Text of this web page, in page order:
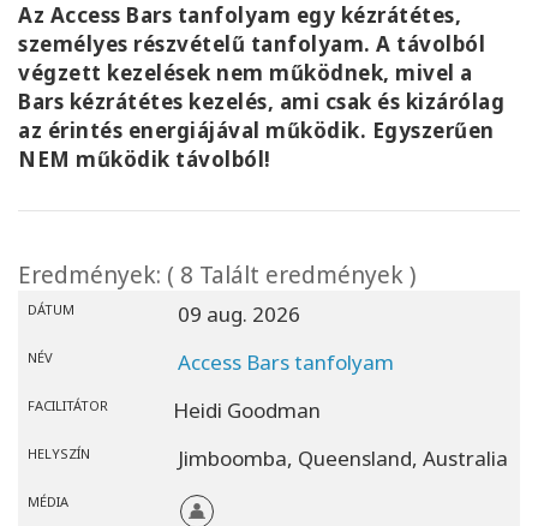
Az Access Bars tanfolyam egy kézrátétes,
személyes részvételű tanfolyam. A távolból
végzett kezelések nem működnek, mivel a
Bars kézrátétes kezelés, ami csak és kizárólag
az érintés energiájával működik. Egyszerűen
NEM működik távolból!
Eredmények: ( 8 Talált eredmények )
DÁTUM 09 aug. 2026
NÉV Access Bars tanfolyam
FACILITÁTOR Heidi Goodman
HELYSZÍN Jimboomba, Queensland, Australia
MÉDIA